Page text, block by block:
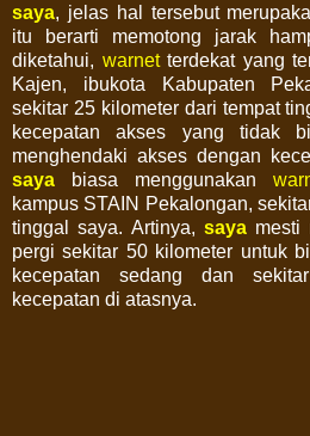
saya, jelas hal tersebut
itu berarti memotong jarak
diketahui, warnetterdekat yang
Kajen, ibukota Kabupaten
sekitar 25 kilometer dari tempat
kecepatan akses yang tidak
menghendaki akses dengan
saya biasa menggunakan
kampus STAIN Pekalongan,
tinggal saya. Artinya, sayamesti
pergi sekitar 50 kilometer untuk
kecepatan sedang dan
kecepatan di atasnya.